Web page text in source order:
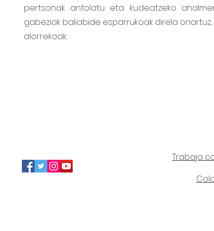
pertsonak antolatu eta kudeatzeko
gabeziak baliabide esparrukoak direla
alorrekoak.
Trabaja